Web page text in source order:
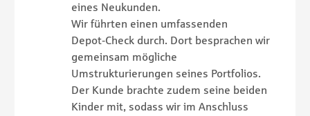
eines Neukunden.
Wir führten einen umfassenden
Depot‑Check durch. Dort besprachen wir
gemeinsam mögliche
Umstrukturierungen seines Portfolios.
Der Kunde brachte zudem seine beiden
Kinder mit, sodass wir im Anschluss